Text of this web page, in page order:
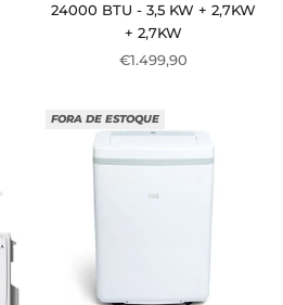
24000 BTU - 3,5 KW + 2,7KW
+ 2,7KW
Preço de venda
€1.499,90
FORA DE ESTOQUE